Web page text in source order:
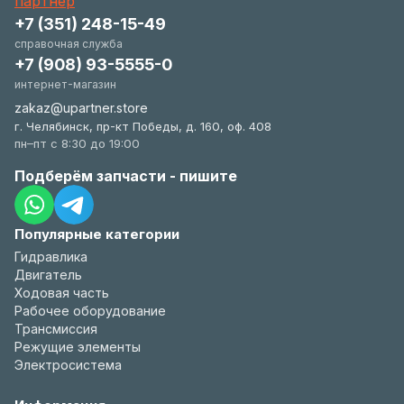
Популярные категории
Гидравлика
Двигатель
Ходовая часть
Рабочее оборудование
Трансмиссия
Режущие элементы
Электросистема
+7 (351) 248-15-49
справочная служба
+7 (908) 93-5555-0
интернет-магазин
zakaz@upartner.store
г. Челябинск, пр-кт Победы, д. 160, оф. 408
пн–пт с 8:30 до 19:00
Подберём запчасти - пишите